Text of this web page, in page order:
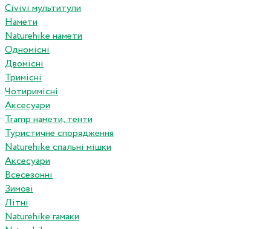
Civivi мультитули
Намети
Naturehike намети
Одномісні
Двомісні
Тримісні
Чотиримісні
Аксесуари
Tramp намети, тенти
Туристичне спорядження
Naturehike спальні мішки
Аксесуари
Всесезонні
Зимові
Літні
Naturehike гамаки